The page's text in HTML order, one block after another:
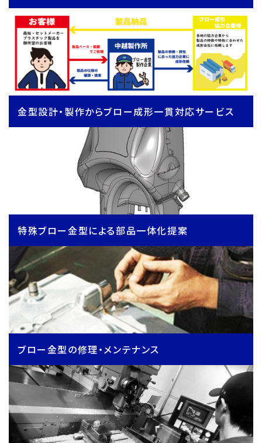
金型設計・製作からブロー成形一貫対応サービス
特殊ブロー金型による部品一体化提案
ブロー金型の修理・メンテナンス